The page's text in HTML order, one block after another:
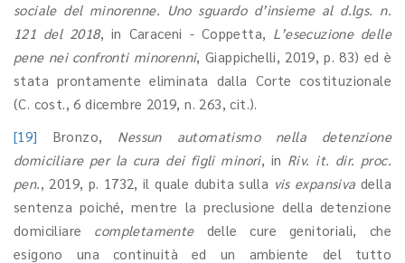
sociale del minorenne. Uno sguardo d’insieme al d.lgs. n.
121 del 2018, in Caraceni - Coppetta, L’esecuzione delle
pene nei confronti minorenni, Giappichelli, 2019, p. 83) ed è
stata prontamente eliminata dalla Corte costituzionale
(C. cost., 6 dicembre 2019, n. 263, cit.).
[19] Bronzo, Nessun automatismo nella detenzione
domiciliare per la cura dei figli minori, in Riv. it. dir. proc.
pen., 2019, p. 1732, il quale dubita sulla vis expansiva della
sentenza poiché, mentre la preclusione della detenzione
domiciliare completamente delle cure genitoriali, che
esigono una continuità ed un ambiente del tutto